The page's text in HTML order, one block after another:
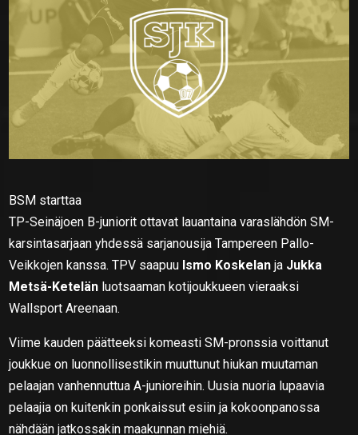
BSM starttaa
TP-Seinäjoen B-juniorit ottavat lauantaina varaslähdön SM-
karsintasarjaan yhdessä sarjanousija Tampereen Pallo-
Veikkojen kanssa. TPV saapuu Ismo Koskelan ja Jukka
Metsä-Ketelän luotsaaman kotijoukkueen vieraaksi
Wallsport Areenaan.
Viime kauden päätteeksi komeasti SM-pronssia voittanut
joukkue on luonnollisestikin muuttunut hiukan muutaman
pelaajan vanhennuttua A-junioreihin. Uusia nuoria lupaavia
pelaajia on kuitenkin ponkaissut esiin ja kokoonpanossa
nähdään jatkossakin maakunnan miehiä.